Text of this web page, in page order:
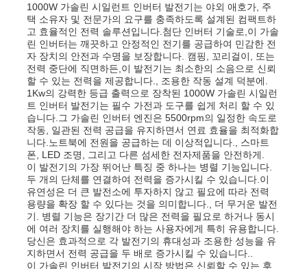
홈
제품 소개
1000W 가솔린 시일런트 인버터 발전기는 야외 애호가, 주
택 소유자 및 전문가의 요구를 충족하도록 설계된 컴팩트하
고 효율적인 전력 솔루션입니다.첨단 인버터 기술로,이 가솔
린 인버터는 깨끗하고 안정적인 전기를 공급하여 민감한 전
자 장치의 안전과 수명을 보장합니다. 캠핑, 꼬리걸이, 또는
전력 중단에 직면하든,이 발전기는 최소한의 소음으로 신뢰
할 수 있는 전력을 제공합니다., 조용한 작동 설계 덕분에.
1Kw의 강력한 등급 출력으로 장착된 1000W 가솔린 시일런
트 인버터 발전기는 필수 가전과 도구를 쉽게 처리 할 수 있
습니다.그 가솔린 인버터 엔진은 5500rpm의 일정한 속도로
작동, 일관된 전력 공급을 유지하면서 연료 효율을 최적화합
니다.노트북에 전원을 공급하는 데 이상적입니다., 스마트
폰, LED 조명, 그리고 다른 섬세한 전자제품을 안전하게.
이 발전기의 가장 뛰어난 특징 중 하나는 병렬 기능입니다.
두 개의 단체를 연결하여 전력을 증가시킬 수 있습니다.이
유연성은 더 큰 발전소에 투자하지 않고 필요에 따라 전력
용량을 확장 할 수 있다는 것을 의미합니다., 더 무거운 발전
기. 병렬 기능은 장기간 더 많은 전력을 필요로 하거나 동시
에 여러 장치를 실행해야 하는 사용자에게 특히 유용합니다.
당신은 효과적으로 각 발전기의 휴대성과 조용한 성능을 유
지하면서 전력 공급을 두 배로 증가시킬 수 있습니다..
이 가솔린 인버터 발전기의 시작 방법은 신뢰할 수 있는 후